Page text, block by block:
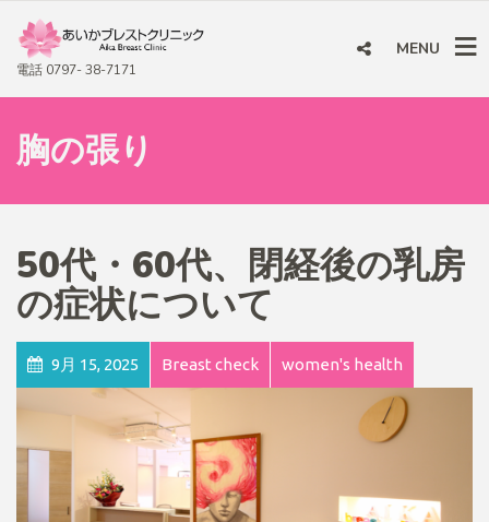
電話 0797- 38-7171
MENU
胸の張り
50代・60代、閉経後の乳房
の症状について
9月 15, 2025 Breast check women's health